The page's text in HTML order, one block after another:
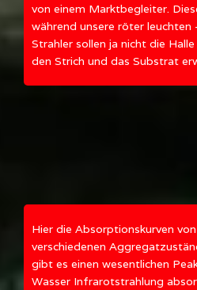
von einem Marktbegleiter.
während unsere röter
Strahler sollen ja nicht die
den Strich und das Substrat
Hier die Absorptionskurven
verschiedenen
gibt es einen wesentlichen
Wasser Infrarotstrahlung